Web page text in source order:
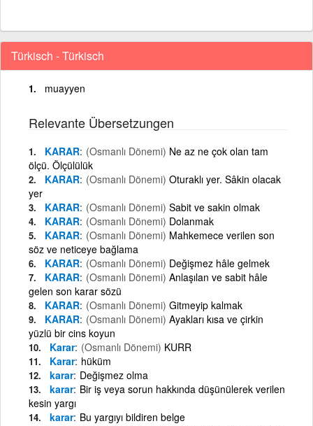
Türkisch - Türkisch
muayyen
Relevante Übersetzungen
KARAR (Osmanlı Dönemi) Ne az ne çok olan tam
ölçü. Ölçülülük
KARAR (Osmanlı Dönemi) Oturaklı yer. Sâkin olacak
yer
KARAR (Osmanlı Dönemi) Sabit ve sakin olmak
KARAR (Osmanlı Dönemi) Dolanmak
KARAR (Osmanlı Dönemi) Mahkemece verilen son
söz ve neticeye bağlama
KARAR (Osmanlı Dönemi) Değişmez hâle gelmek
KARAR (Osmanlı Dönemi) Anlaşılan ve sabit hâle
gelen son karar sözü
KARAR (Osmanlı Dönemi) Gitmeyip kalmak
KARAR (Osmanlı Dönemi) Ayakları kısa ve çirkin
yüzlü bir cins koyun
Karar (Osmanlı Dönemi) KURR
Karar hüküm
karar Değişmez olma
karar Bir iş veya sorun hakkında düşünülerek verilen
kesin yargı
karar Bu yargıyı bildiren belge